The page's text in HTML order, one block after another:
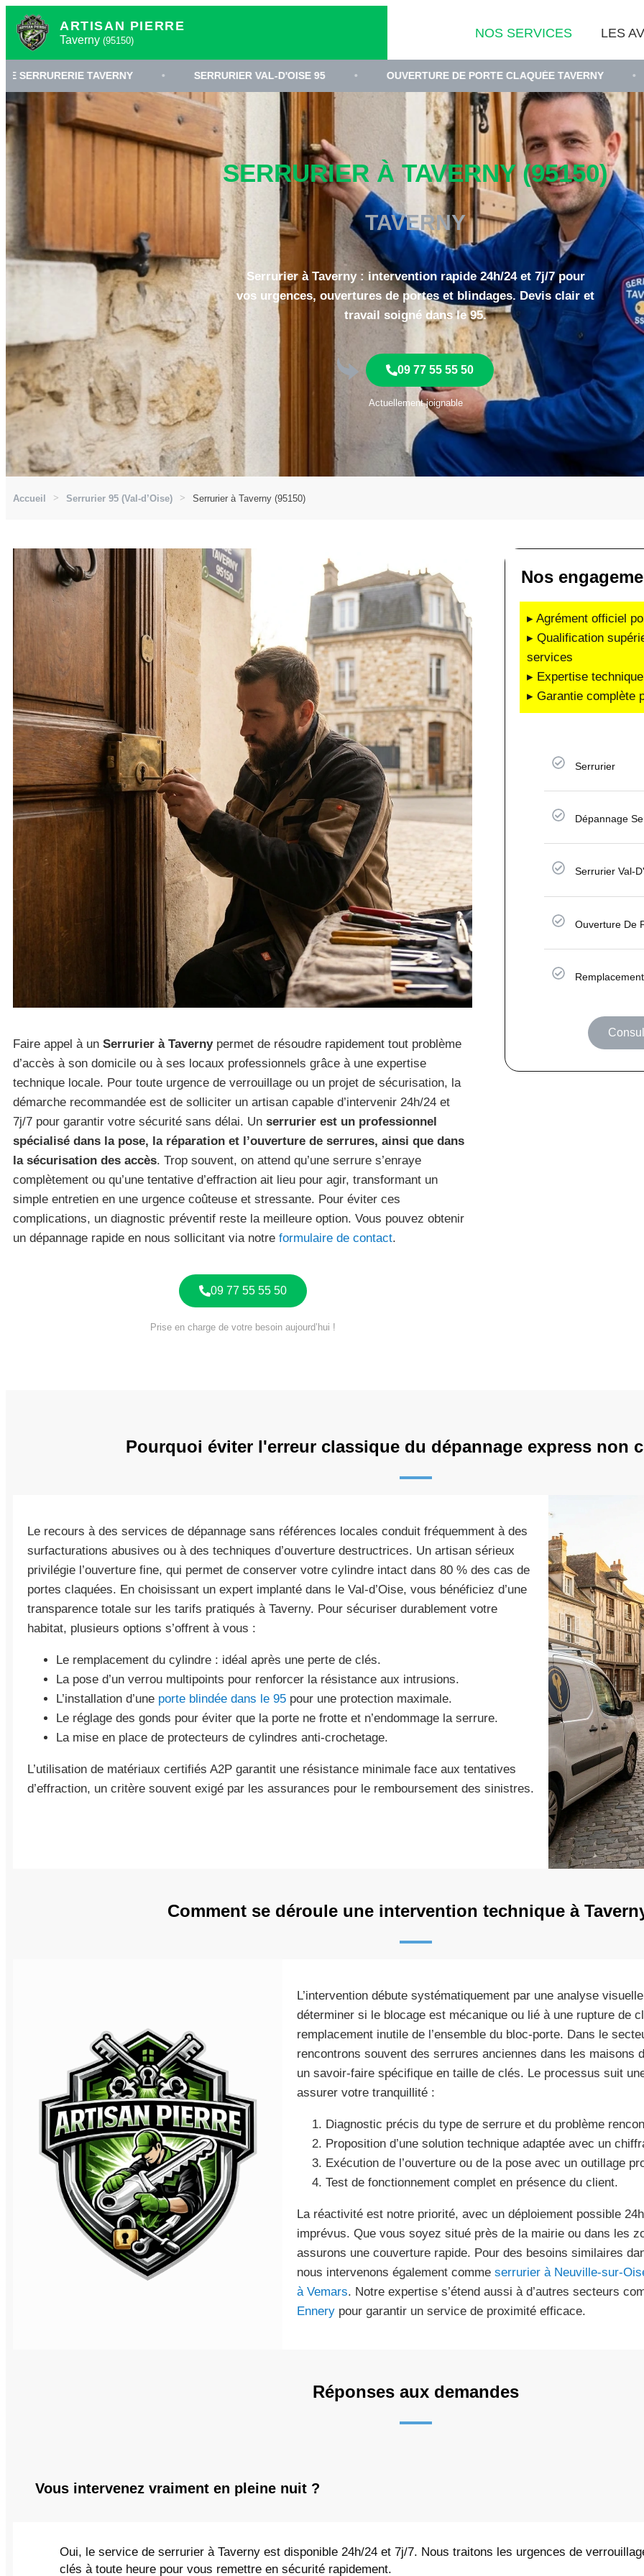
ARTISAN PIERRE
Taverny (95150)
NOS SERVICES LES
TAVERNY • SERRURIER VAL-D'OISE 95 • OUVERTURE DE PORTE CLAQUÉE TAVERNY •
SERRURIER À TAVERNY (95150)
TAVERNY
Serrurier à Taverny : intervention rapide 24h/24 et 7j/7 pour
vos urgences, ouvertures de portes et blindages. Devis clair et
travail soigné dans le 95.
09 77 55 55 50
Actuellement joignable
Accueil Serrurier 95 (Val-d’Oise) Serrurier à Taverny (95150)
Faire appel à un Serrurier à Tavernypermet de résoudre rapidement tout problème
d’accès à son domicile ou à ses locaux professionnels grâce à une expertise
technique locale. Pour toute urgence de verrouillage ou un projet de sécurisation, la
démarche recommandée est de solliciter un artisan capable d’intervenir 24h/24 et
7j/7 pour garantir votre sécurité sans délai. Un serrurier est un professionnel
spécialisé dans la pose, la réparation et l’ouverture de serrures, ainsi que dans
la sécurisation des accès. Trop souvent, on attend qu’une serrure s’enraye
complètement ou qu’une tentative d’effraction ait lieu pour agir, transformant un
simple entretien en une urgence coûteuse et stressante. Pour éviter ces
complications, un diagnostic préventif reste la meilleure option. Vous pouvez obtenir
un dépannage rapide en nous sollicitant via notre formulaire de contact.
09 77 55 55 50
Prise en charge de votre besoin aujourd’hui !
Nos
▸ Agrément officiel
▸ Qualification
services
▸ Expertise
▸ Garantie complète
Serrurier
Dépannage
Serrurier Val-
Ouverture De
Pourquoi éviter l'erreur classique du dépannage express non
Le recours à des services de dépannage sans références locales conduit fréquemment à des
surfacturations abusives ou à des techniques d’ouverture destructrices. Un artisan sérieux
privilégie l’ouverture fine, qui permet de conserver votre cylindre intact dans 80 % des cas de
portes claquées. En choisissant un expert implanté dans le Val-d’Oise, vous bénéficiez d’une
transparence totale sur les tarifs pratiqués à Taverny. Pour sécuriser durablement votre
habitat, plusieurs options s’offrent à vous :
Le remplacement du cylindre : idéal après une perte de clés.
La pose d’un verrou multipoints pour renforcer la résistance aux intrusions.
L’installation d’une porte blindée dans le 95 pour une protection maximale.
Le réglage des gonds pour éviter que la porte ne frotte et n’endommage la serrure.
La mise en place de protecteurs de cylindres anti-crochetage.
L’utilisation de matériaux certifiés A2P garantit une résistance minimale face aux tentatives
d’effraction, un critère souvent exigé par les assurances pour le remboursement des sinistres.
Comment se déroule une intervention technique à
L’intervention débute systématiquement par une analyse
déterminer si le blocage est mécanique ou lié à une rupture de
remplacement inutile de l’ensemble du bloc-porte. Dans le
rencontrons souvent des serrures anciennes dans les maisons
un savoir-faire spécifique en taille de clés. Le processus suit
assurer votre tranquillité :
Diagnostic précis du type de serrure et du problème
Proposition d’une solution technique adaptée avec un
Exécution de l’ouverture ou de la pose avec un outillage
Test de fonctionnement complet en présence du client.
La réactivité est notre priorité, avec un déploiement possible
imprévus. Que vous soyez situé près de la mairie ou dans les
assurons une couverture rapide. Pour des besoins similaires
nous intervenons également comme serrurier à Neuville-sur-
à Vemars. Notre expertise s’étend aussi à d’autres secteurs
Ennerypour garantir un service de proximité efficace.
Réponses aux demandes
Vous intervenez vraiment en pleine nuit ?
Oui, le service de serrurier à Taverny est disponible 24h/24 et 7j/7. Nous traitons les urgences de
clés à toute heure pour vous remettre en sécurité rapidement.